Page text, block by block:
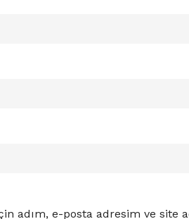
adım, e-posta adresim ve site